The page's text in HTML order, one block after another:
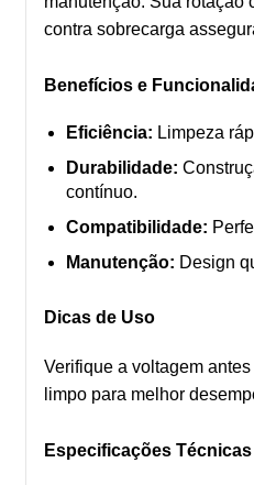
contra sobrecarga
Benefícios e
Eficiência: Limpeza
Durabilidade:
contínuo.
Compatibilidade:
Manutenção: Design
Dicas de Uso
Verifique a voltagem
limpo para melhor
Especificações Técnicas